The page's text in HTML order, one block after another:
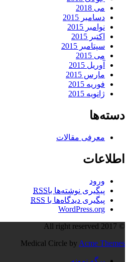
می 2018
دسامبر 2015
نوامبر 2015
اکتبر 2015
سپتامبر 2015
می 2015
آوریل 2015
مارس 2015
فوریه 2015
ژانویه 2015
دسته‌ها
معرفی مقالات
اطلاعات
ورود
پیگیری نوشته‌ها با RSS
پیگیری دیدگاه‌ها باRSS
WordPress.org
© All right reserved 2017
Medical Circle byAcme Themes